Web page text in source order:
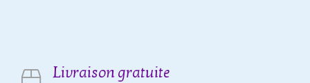
Livraison gratuite